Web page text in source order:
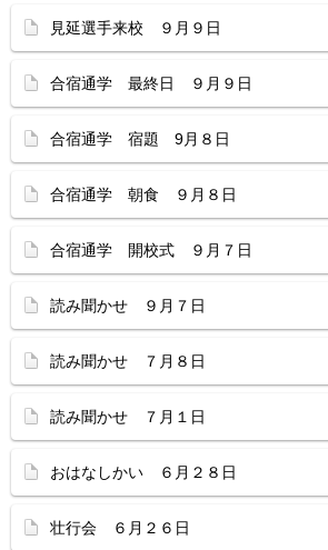
見延選手来校 ９月９日
合宿通学 最終日 ９月９日
合宿通学 宿題 9月８日
合宿通学 朝食 ９月８日
合宿通学 開校式 ９月７日
読み聞かせ ９月７日
読み聞かせ ７月８日
読み聞かせ ７月１日
おはなしかい ６月２８日
壮行会 ６月２６日